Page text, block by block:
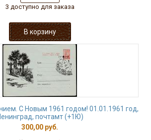
3 доступно для заказа
С Новым 1961 годом! 01.01.1961 год,
почтамт (+1Ю)
300,00 руб.